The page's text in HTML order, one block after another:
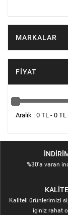
MARKALAR
FIYAT
Aralık : 0 TL - 0 TL
%30'a varan
KALITE
Kaliteli ürünlerimizi
içiniz rahat